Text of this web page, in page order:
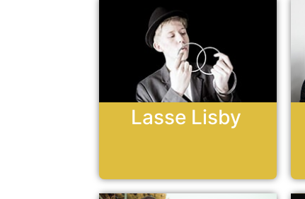
Lasse Lisby